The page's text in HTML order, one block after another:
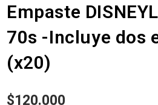
Empaste
70s -Incluye dos
(x20)
$120.000